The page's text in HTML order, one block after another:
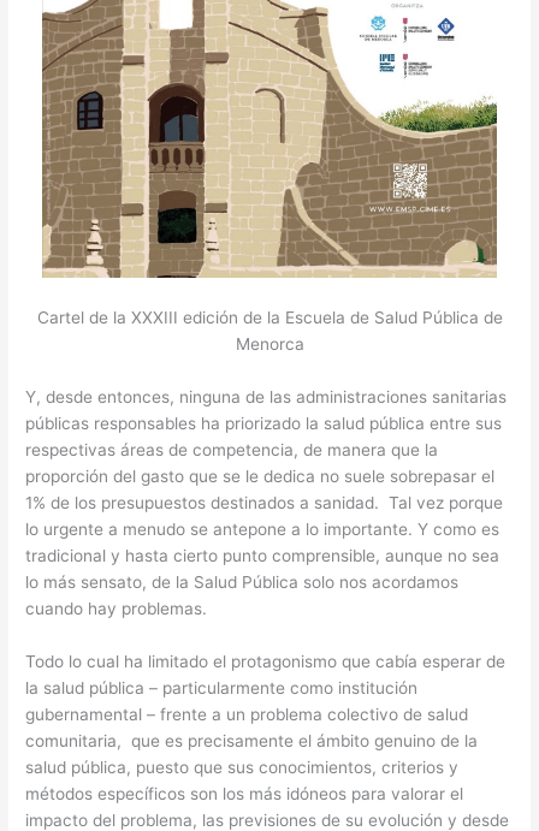
Cartel de la XXXIII edición de la Escuela de Salud Pública de
Menorca
Y, desde entonces, ninguna de las administraciones sanitarias
públicas responsables ha priorizado la salud pública entre sus
respectivas áreas de competencia, de manera que la
proporción del gasto que se le dedica no suele sobrepasar el
1% de los presupuestos destinados a sanidad. Tal vez porque
lo urgente a menudo se antepone a lo importante. Y como es
tradicional y hasta cierto punto comprensible, aunque no sea
lo más sensato, de la Salud Pública solo nos acordamos
cuando hay problemas.
Todo lo cual ha limitado el protagonismo que cabía esperar de
la salud pública – particularmente como institución
gubernamental – frente a un problema colectivo de salud
comunitaria, que es precisamente el ámbito genuino de la
salud pública, puesto que sus conocimientos, criterios y
métodos específicos son los más idóneos para valorar el
impacto del problema, las previsiones de su evolución y desde